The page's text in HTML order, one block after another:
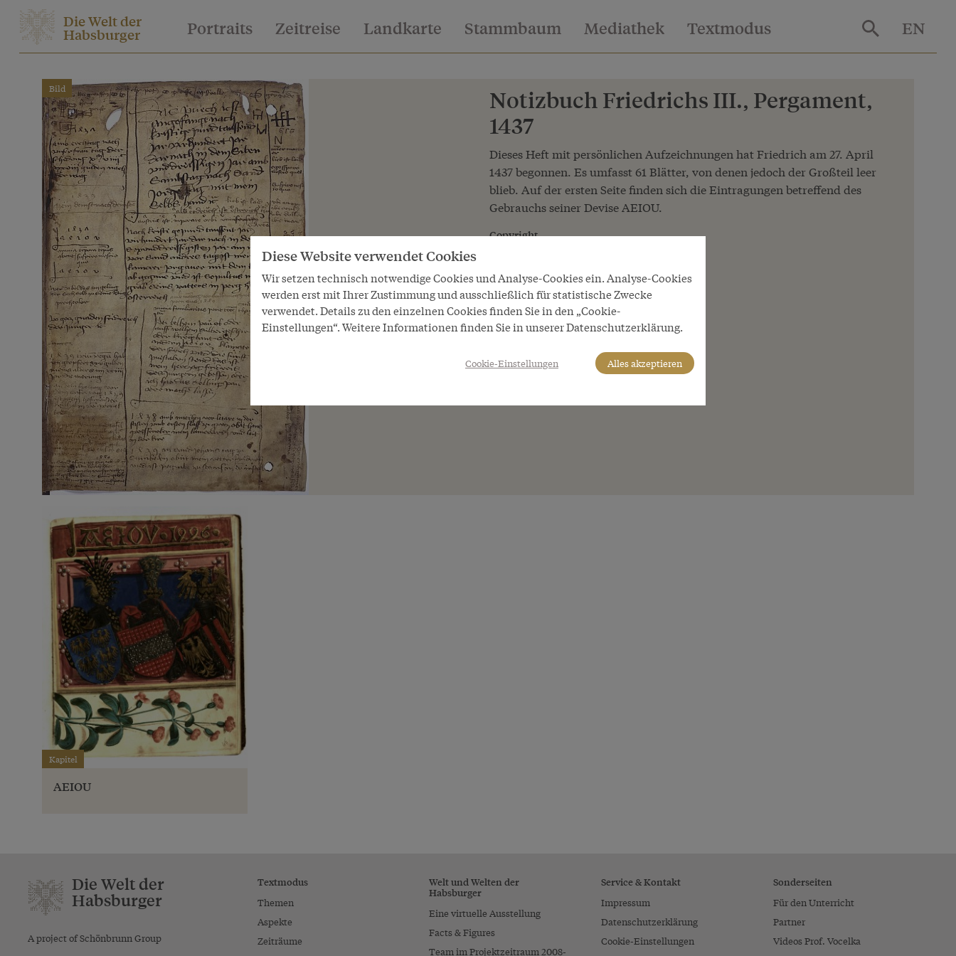
Die Welt der
Habsburger Portraits Zeitreise Landkarte Stammbaum Mediathek Textmodus EN
Bild
Notizbuch Friedrichs III., Pergament,
1437
Dieses Heft mit persönlichen Aufzeichnungen hat Friedrich am 27. April
1437 begonnen. Es umfasst 61 Blätter, von denen jedoch der Großteil leer
blieb. Auf der ersten Seite finden sich die Eintragungen betreffend des
Gebrauchs seiner Devise AEIOU.
Copyright
Kapitel
AEIOU
Die Welt der
Habsburger
A project of Schönbrunn Group
Textmodus
Themen
Aspekte
Zeiträume
Welt und Welten der
Habsburger
Eine virtuelle Ausstellung
Facts & Figures
Team im Projektzeitraum 2008-
Service & Kontakt
Impressum
Datenschutzerklärung
Cookie-Einstellungen
Sonderseiten
Für den Unterricht
Partner
Videos Prof. Vocelka
Diese Website verwendet Cookies
Wir setzen technisch notwendige Cookies und Analyse-Cookies ein. Analyse-Cookies
werden erst mit Ihrer Zustimmung und ausschließlich für statistische Zwecke
verwendet. Details zu den einzelnen Cookies finden Sie in den „Cookie-
Einstellungen“. Weitere Informationen finden Sie in unserer Datenschutzerklärung.
Cookie-Einstellungen Alles akzeptieren